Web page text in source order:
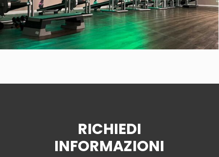
RICHIEDI
INFORMAZIONI